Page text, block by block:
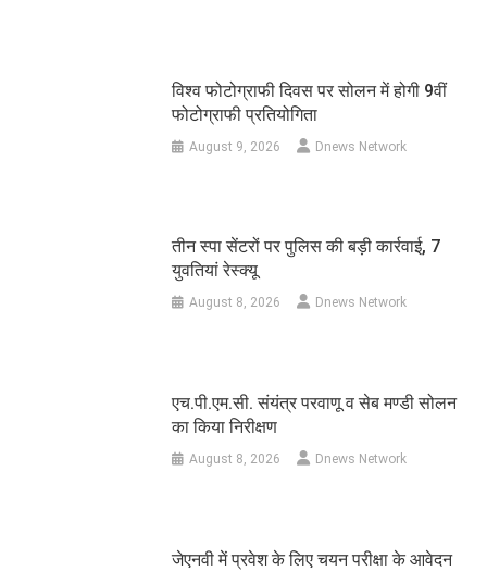
विश्व फोटोग्राफी दिवस पर सोलन में होगी 9वीं
फोटोग्राफी प्रतियोगिता
August 9, 2026 Dnews Network
तीन स्पा सेंटरों पर पुलिस की बड़ी कार्रवाई, 7
युवतियां रेस्क्यू
August 8, 2026 Dnews Network
एच.पी.एम.सी. संयंत्र परवाणू व सेब मण्डी सोलन
का किया निरीक्षण
August 8, 2026 Dnews Network
जेएनवी में प्रवेश के लिए चयन परीक्षा के आवेदन